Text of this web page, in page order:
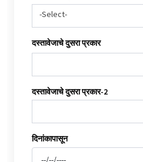
-Select-
दस्तावेजाचे दुसरा प्रकार
दस्तावेजाचे दुसरा प्रकार-2
दिनांकापासून